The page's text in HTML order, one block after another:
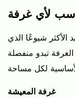
الخاصة:
الحساسية،
والحيوانات
الأليفة،
والمساحات
الخارجية
8
لأي غرفة
الأكثر شيوعًا الذي
تبدو منفصلة
غرفة المعيشة